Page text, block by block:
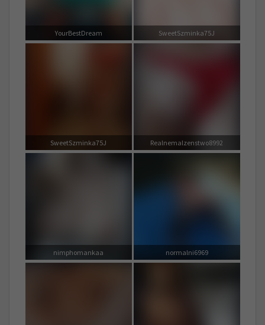
YourBestDream SweetSzminka75J
SweetSzminka75J Realnemalzenstwo8992
nimphomankaa normalni6969